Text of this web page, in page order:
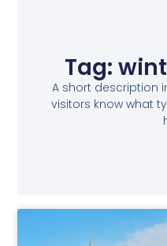
Tag:
A short description
visitors know what